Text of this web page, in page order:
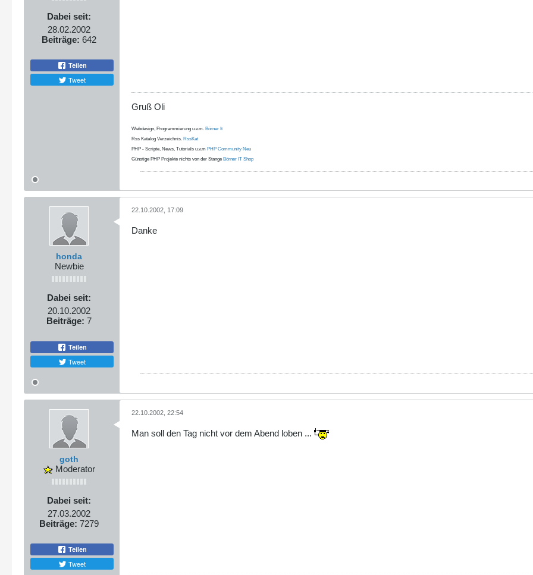
Dabei seit:
28.02.2002
Beiträge: 642
Teilen
Tweet
Gruß Oli
Webdesign, Programmierung u.v.m. Börner It
Rss Katalog Verzeichnis. RssKat
PHP - Scripte, News, Tutorials u.v.m PHP Community Neu
Günstige PHP Projekte nichts von der Stange Börner IT Shop
honda
Newbie
Dabei seit:
20.10.2002
Beiträge: 7
Teilen
Tweet
22.10.2002, 17:09
Danke
goth
Moderator
Dabei seit:
27.03.2002
Beiträge: 7279
Teilen
Tweet
22.10.2002, 22:54
Man soll den Tag nicht vor dem Abend loben ...